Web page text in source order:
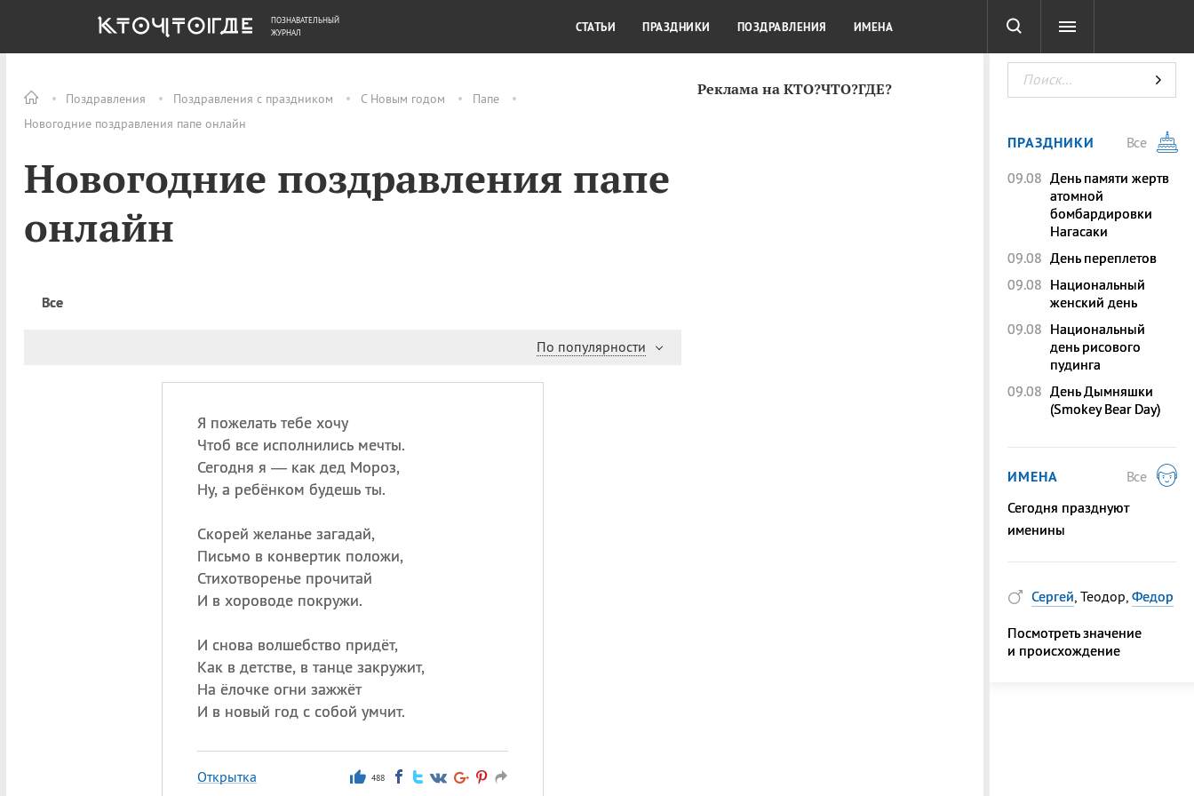
Поздравления Поздравления с праздником С Новым годом
Папе
Новогодние поздравления папе онлайн
Новогодние поздравления папе
онлайн
Все
По популярности
Я пожелать тебе хочу
Чтоб все исполнились мечты.
Сегодня я — как дед Мороз,
Ну, а ребёнком будешь ты.
Скорей желанье загадай,
Письмо в конвертик положи,
Стихотворенье прочитай
И в хороводе покружи.
И снова волшебство придёт,
Как в детстве, в танце закружит,
На ёлочке огни зажжёт
И в новый год с собой умчит.
Открытка 488
Реклама на КТО?ЧТО?ГДЕ?
ОБЩЕСТВО ДЕНЬГИ КУЛЬТУРА КРАСОТА ТЕСТЫ
ПОЗНАВАТЕЛЬНЫЙ
ЖУРНАЛ
СТАТЬИ ПРАЗДНИКИ ПОЗДРАВЛЕНИЯ ИМЕНА
ПРАЗДНИКИ
Все
09.08 День памяти жертв
атомной
бомбардировки
Нагасаки
09.08 День переплетов
09.08 Национальный
женский день
09.08 Национальный
день рисового
пудинга
09.08 День Дымняшки
(Smokey Bear Day)
ИМЕНА
Все
Сегодня празднуют
именины
Сергей, Теодор, Федор
Посмотреть значение
и происхождение